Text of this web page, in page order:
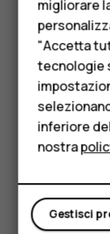
HMD
Per
Tablet
Il mio
precedente
Se il telefono
l’opzione per il
ripristinare le
Toccare
Impostare
migliorare
"Accetta
tecnologie
inferiore
nostra
Gestisci